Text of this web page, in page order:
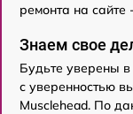
ремонта на сайте
Знаем свое
Будьте уверены
с уверенностью
Musclehead. По